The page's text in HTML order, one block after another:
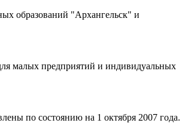
образований "Архангельск" и
малых предприятий и индивидуальных
по состоянию на 1 октября 2007 года.